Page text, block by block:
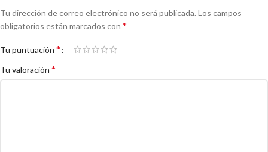
Tu dirección de correo electrónico no será publicada. Los campos
obligatorios están marcados con *
Tu puntuación *
Tu valoración *